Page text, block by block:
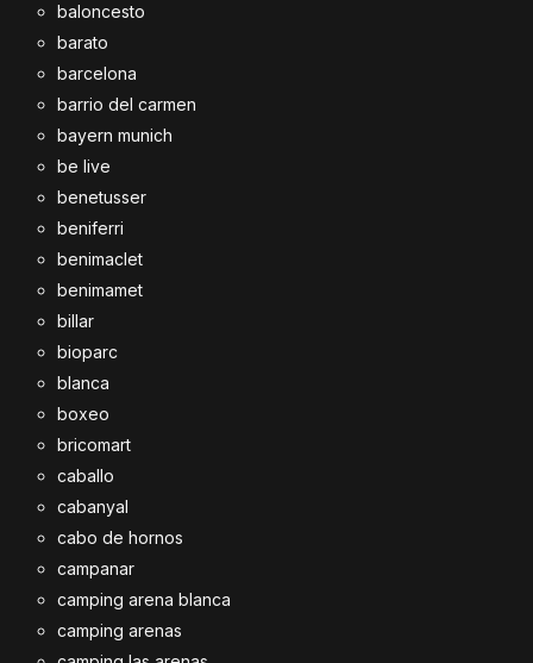
baloncesto
barato
barcelona
barrio del carmen
bayern munich
be live
benetusser
beniferri
benimaclet
benimamet
billar
bioparc
blanca
boxeo
bricomart
caballo
cabanyal
cabo de hornos
campanar
camping arena blanca
camping arenas